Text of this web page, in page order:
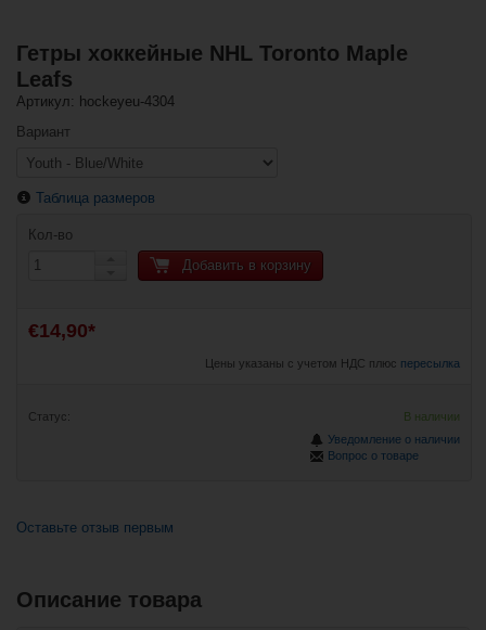
Гетры хоккейные NHL Toronto Maple
Leafs
Артикул: hockeyeu-4304
Оставьте отзыв первым
Вариант
Таблица размеров
Описание товара
Кол-во
Добавить в корзину
€14,90*
Цены указаны с учетом НДС плюс пересылка
Статус:
В наличии
Уведомление о наличии
Вопрос о товаре